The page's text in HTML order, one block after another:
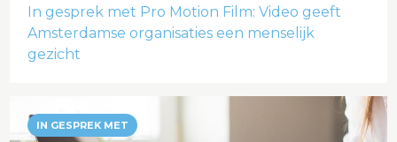
In gesprek met Pro Motion Film: Video geeft
Amsterdamse organisaties een menselijk
gezicht
IN GESPREK MET